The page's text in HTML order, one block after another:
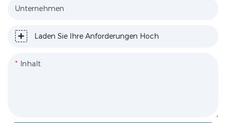
Unternehmen
Laden Sie Ihre Anforderungen Hoch
Inhalt